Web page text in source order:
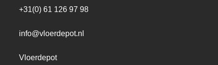
+31(0) 61 126 97 98
info@vloerdepot.nl
Vloerdepot